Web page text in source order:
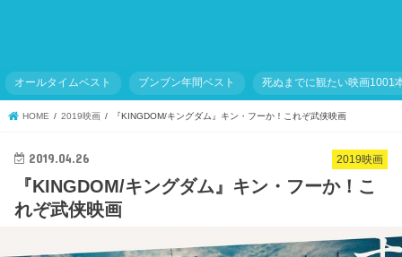
オールタイムベスト ブンブン年間ベスト 死ぬまでに観たい映画1001
HOME 2019映画 『KINGDOM/キングダム』キン・フーか！これぞ武侠映画
2019映画
2019.04.26
『KINGDOM/キングダム』キン・フーか！こ
れぞ武侠映画